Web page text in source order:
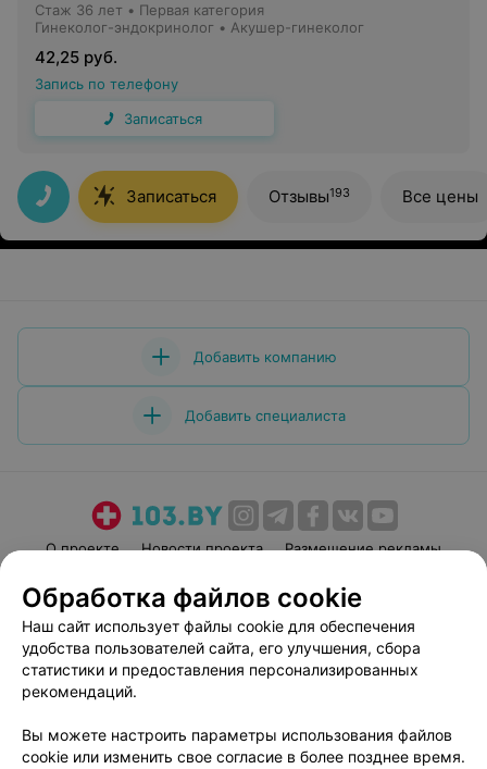
Стаж 36 лет • Первая категория
Гинеколог-эндокринолог • Акушер-гинеколог
42,25 руб.
Запись по телефону
Записаться
Записаться Отзывы193 Все цены
Добавить компанию
Добавить специалиста
О проекте Новости проекта
Размещение рекламы
Пользовательское соглашение
Способы оплаты
Вакансии
Партнеры
Написать руководителю 103.by
Персональные настройки cookie
Обработка персональных данных
Обработка файлов cookie
Наш сайт использует файлы cookie для обеспечения
удобства пользователей сайта, его улучшения, сбора
статистики и предоставления персонализированных
рекомендаций.
Вы можете настроить параметры использования файлов
cookie или изменить свое согласие в более позднее время.